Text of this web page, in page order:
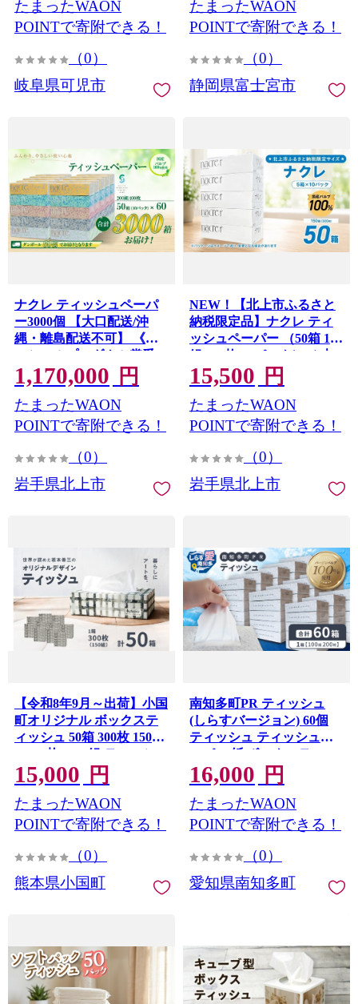
蓄 防災 消耗品 生活雑貨 生
活用品 ストック パルプ
たまったWAON
POINTで寄附できる！
（0）
岐阜県可児市
たまったWAON
POINTで寄附できる！
（0）
静岡県富士宮市
ナクレ ティッシュペーパ
ー3000個 【大口配送/沖
縄・離島配送不可】 《ソ
ーシャルプロダクツ賞受
賞》 《SPA受賞》 （50箱
200組 400枚 600パック）
Z0125 日用品 箱 ティッシ
ュ まとめ買い 岩手県内 北
1,170,000 円
たまったWAON
POINTで寄附できる！
（0）
岩手県北上市
NEW！【北上市ふるさと
納税限定品】ナクレ ティ
ッシュペーパー （50箱 150
組 300枚 10パック）（ 大
判サイズ 国産パルプ100%
で安全 ）無香料 岩手県 北
上市 D0582R0806-13 東北
産 国産 BOXティッシュ テ
生活応援 消耗品 防災 備蓄
品
15,500 円
たまったWAON
POINTで寄附できる！
（0）
岩手県北上市
【令和8年9月～出荷】小国
町オリジナル ボックステ
ィッシュ 50箱 300枚 150組
15000枚 7500組 ティッシュ
ペーパー ピュアパルプ 柔
らか 坂本善三美術館監修
東洋の寡黙 グレーの画家
作品82 生活応援 日用品 必
県 小国町 アート作品
15,000 円
たまったWAON
POINTで寄附できる！
（0）
熊本県小国町
南知多町PR ティッシュ
(しらすバージョン) 60個
ティッシュ ティッシュペ
ーパー 紙 ボックスティッ
シュ BOX ティッシュ 日用
品 消耗品 普段使い 肌触り
備蓄 生活応援 箱 必需品 家
族 保管 備え しらす ボック
ィッシュ 人気ボックステ
ストック 大量 便利 段ボー
16,000 円
たまったWAON
POINTで寄附できる！
（0）
愛知県南知多町